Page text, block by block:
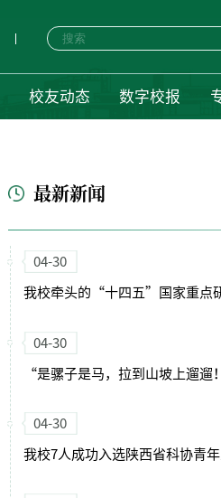
校友动态 数字校报
最新新闻
04-30
04-30
“是骡子是马，拉到山坡上遛遛
04-30
我校7人成功入选陕西省科协青